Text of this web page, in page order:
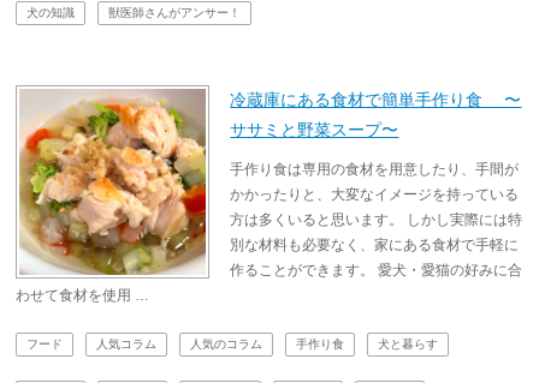
犬の知識 獣医師さんがアンサー！
冷蔵庫にある食材で簡単手作り食 〜
ササミと野菜スープ〜
手作り食は専用の食材を用意したり、手間が
かかったりと、大変なイメージを持っている
方は多くいると思います。 しかし実際には特
別な材料も必要なく、家にある食材で手軽に
作ることができます。 愛犬・愛猫の好みに合
わせて食材を使用 …
フード 人気コラム 人気のコラム 手作り食 犬と暮らす